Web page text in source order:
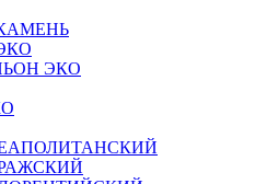
ЭКО